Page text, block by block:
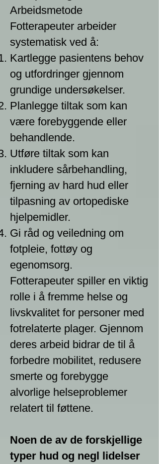
Arbeidsmetode
Fotterapeuter arbeider
systematisk ved å:
Kartlegge pasientens behov
og utfordringer gjennom
grundige undersøkelser.
Planlegge tiltak som kan
være forebyggende eller
behandlende.
Utføre tiltak som kan
inkludere sårbehandling,
fjerning av hard hud eller
tilpasning av ortopediske
hjelpemidler.
Gi råd og veiledning om
fotpleie, fottøy og
egenomsorg.
Fotterapeuter spiller en viktig
rolle i å fremme helse og
livskvalitet for personer med
fotrelaterte plager. Gjennom
deres arbeid bidrar de til å
forbedre mobilitet, redusere
smerte og forebygge
alvorlige helseproblemer
relatert til føttene.
Noen de av de forskjellige
typer hud og negl lidelser